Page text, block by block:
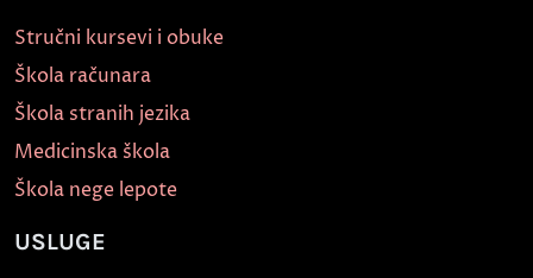
Stručni kursevi i obuke
Škola računara
Škola stranih jezika
Medicinska škola
Škola nege lepote
USLUGE